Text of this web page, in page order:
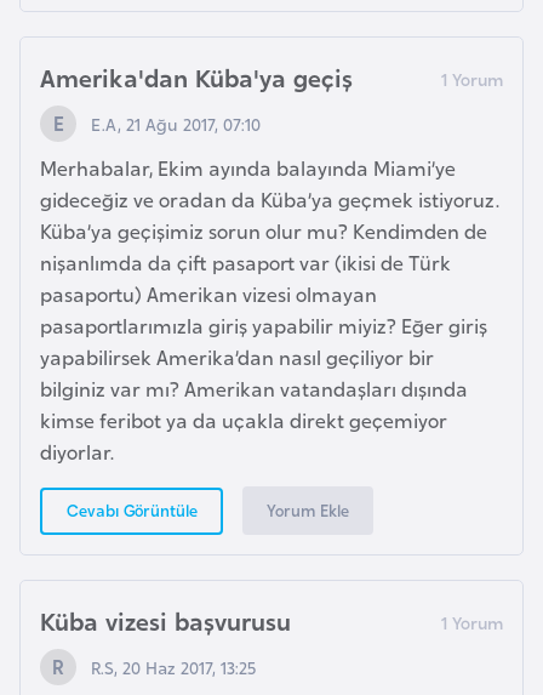
Amerika'dan Küba'ya geçiş
E.A, 21 Ağu 2017, 07:10
Merhabalar, Ekim ayında balayında Miami’ye
gideceğiz ve oradan da Küba’ya geçmek istiyoruz.
Küba’ya geçişimiz sorun olur mu? Kendimden de
nişanlımda da çift pasaport var (ikisi de Türk
pasaportu) Amerikan vizesi olmayan
pasaportlarımızla giriş yapabilir miyiz? Eğer giriş
yapabilirsek Amerika’dan nasıl geçiliyor bir
bilginiz var mı? Amerikan vatandaşları dışında
kimse feribot ya da uçakla direkt geçemiyor
diyorlar.
Cevabı Görüntüle Yorum Ekle
Küba vizesi başvurusu
R.S, 20 Haz 2017, 13:25
z
e
r
b
a
y
c
a
n
B
a
h
r
e
y
n
a
n